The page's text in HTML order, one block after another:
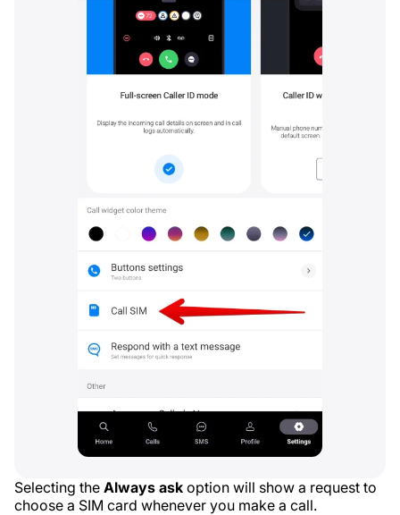
Selecting the Always ask option will show a request to
choose a SIM card whenever you make a call.